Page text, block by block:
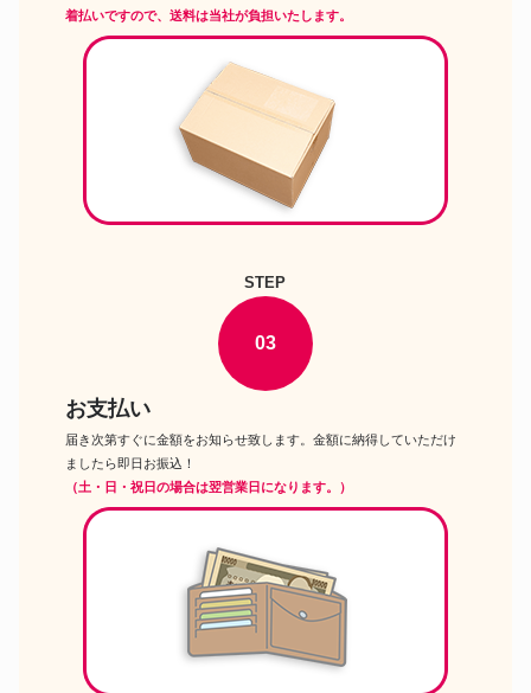
着払いですので、送料は当社が負担いたします。
STEP
03
お支払い
届き次第すぐに金額をお知らせ致します。金額に納得していただけ
ましたら即日お振込！
（土・日・祝日の場合は翌営業日になります。）